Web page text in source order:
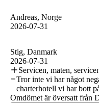
Andreas, Norge
2026-07-31
Stig, Danmark
2026-07-31
Servicen, maten,
Tror inte vi har något
charterhotell vi har bott
Omdömet är översatt från